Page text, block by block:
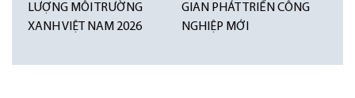
LƯỢNG MÔI TRƯỜNG
XANH VIỆT NAM 2026
GIAN PHÁT TRIỂN CÔNG
NGHIỆP MỚI